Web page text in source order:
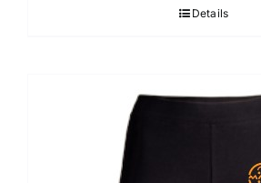
Details